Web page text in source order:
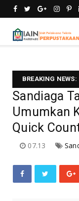
BREAKING NEWS:
Resensi buku
Sandiaga
Umumkan
Quick
07.13